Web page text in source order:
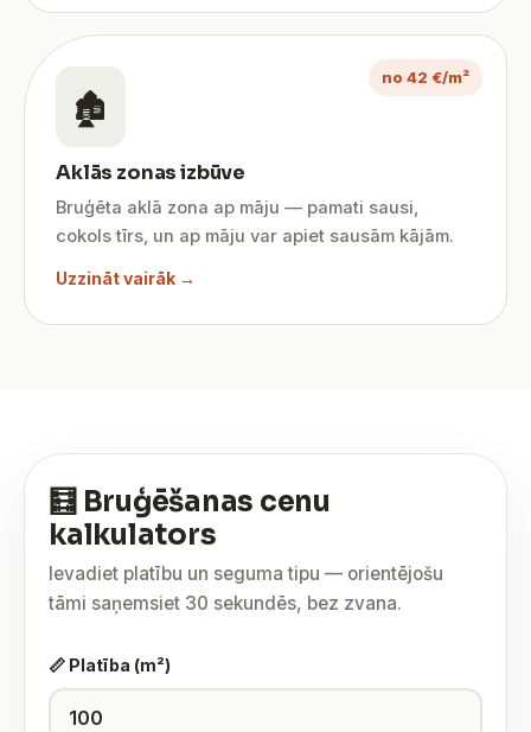
no 42 €/m²
🏚️
Aklās zonas izbūve
Bruģēta aklā zona ap māju — pamati sausi,
cokols tīrs, un ap māju var apiet sausām kājām.
Uzzināt vairāk →
🧮 Bruģēšanas cenu
kalkulators
Ievadiet platību un seguma tipu — orientējošu
tāmi saņemsiet 30 sekundēs, bez zvana.
📏 Platība (m²)